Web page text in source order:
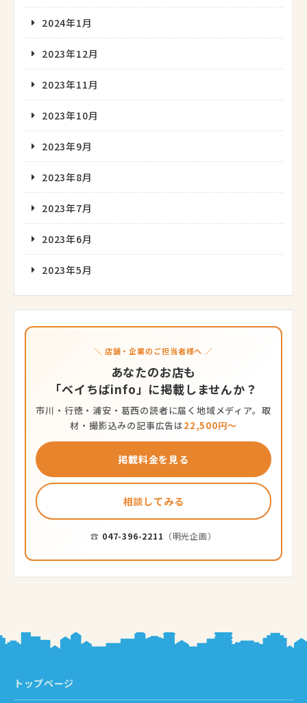
2024年1月
2023年12月
2023年11月
2023年10月
2023年9月
2023年8月
2023年7月
2023年6月
2023年5月
＼ 店舗・企業のご担当者様へ ／
あなたのお店も
「ベイちばinfo」に掲載しませんか？
市川・行徳・浦安・葛西の読者に届く地域メディア。取
材・撮影込みの記事広告は22,500円〜
掲載料金を見る
相談してみる
☎ 047-396-2211 （明光企画）
トップページ